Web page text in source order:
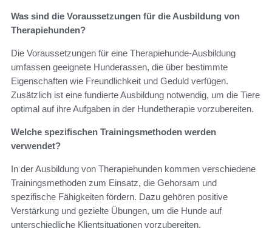
Was sind die Voraussetzungen für die Ausbildung von
Therapiehunden?
Die Voraussetzungen für eine Therapiehunde-Ausbildung
umfassen geeignete Hunderassen, die über bestimmte
Eigenschaften wie Freundlichkeit und Geduld verfügen.
Zusätzlich ist eine fundierte Ausbildung notwendig, um die Tiere
optimal auf ihre Aufgaben in der Hundetherapie vorzubereiten.
Welche spezifischen Trainingsmethoden werden
verwendet?
In der Ausbildung von Therapiehunden kommen verschiedene
Trainingsmethoden zum Einsatz, die Gehorsam und
spezifische Fähigkeiten fördern. Dazu gehören positive
Verstärkung und gezielte Übungen, um die Hunde auf
unterschiedliche Klientsituationen vorzubereiten.